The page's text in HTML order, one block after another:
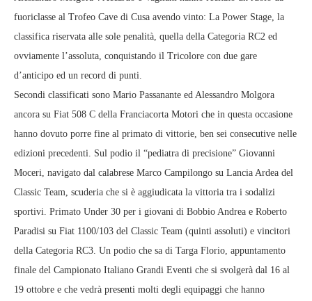
fuoriclasse al Trofeo Cave di Cusa avendo vinto: La Power Stage, la
classifica riservata alle sole penalità, quella della Categoria RC2 ed
ovviamente l’assoluta, conquistando il Tricolore con due gare
d’anticipo ed un record di punti.
Secondi classificati sono Mario Passanante ed Alessandro Molgora
ancora su Fiat 508 C della Franciacorta Motori che in questa occasione
hanno dovuto porre fine al primato di vittorie, ben sei consecutive nelle
edizioni precedenti. Sul podio il “pediatra di precisione” Giovanni
Moceri, navigato dal calabrese Marco Campilongo su Lancia Ardea del
Classic Team, scuderia che si è aggiudicata la vittoria tra i sodalizi
sportivi. Primato Under 30 per i giovani di Bobbio Andrea e Roberto
Paradisi su Fiat 1100/103 del Classic Team (quinti assoluti) e vincitori
della Categoria RC3. Un podio che sa di Targa Florio, appuntamento
finale del Campionato Italiano Grandi Eventi che si svolgerà dal 16 al
19 ottobre e che vedrà presenti molti degli equipaggi che hanno